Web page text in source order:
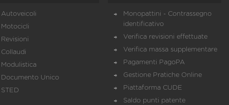
Autoveicoli
Motocicli
Revisioni
Collaudi
Modulistica
Documento Unico
STED
Monopattini - Contrassegno
identificativo
Verifica revisioni effettuate
Verifica massa supplementare
Pagamenti PagoPA
Gestione Pratiche Online
Piattaforma CUDE
Saldo punti patente